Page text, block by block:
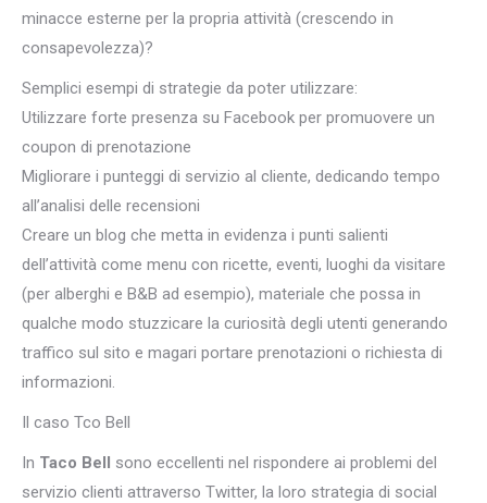
minacce esterne per la propria attività (crescendo in
consapevolezza)?
Semplici esempi di strategie da poter utilizzare:
Utilizzare forte presenza su Facebook per promuovere un
coupon di prenotazione
Migliorare i punteggi di servizio al cliente, dedicando tempo
all’analisi delle recensioni
Creare un blog che metta in evidenza i punti salienti
dell’attività come menu con ricette, eventi, luoghi da visitare
(per alberghi e B&B ad esempio), materiale che possa in
qualche modo stuzzicare la curiosità degli utenti generando
traffico sul sito e magari portare prenotazioni o richiesta di
informazioni.
Il caso Tco Bell
In Taco Bell sono eccellenti nel rispondere ai problemi del
servizio clienti attraverso Twitter, la loro strategia di social